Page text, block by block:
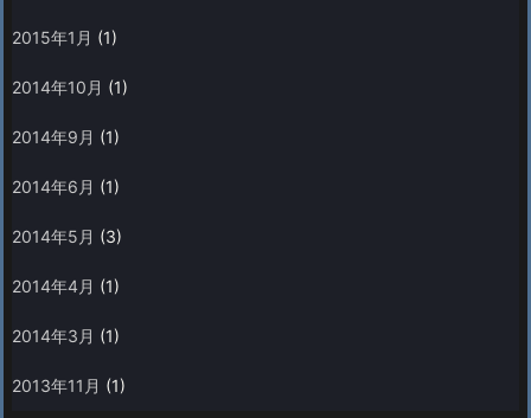
2015年1月 (1)
2014年10月 (1)
2014年9月 (1)
2014年6月 (1)
2014年5月 (3)
2014年4月 (1)
2014年3月 (1)
2013年11月 (1)